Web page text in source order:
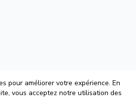
pour améliorer votre expérience. En
vous acceptez notre utilisation des